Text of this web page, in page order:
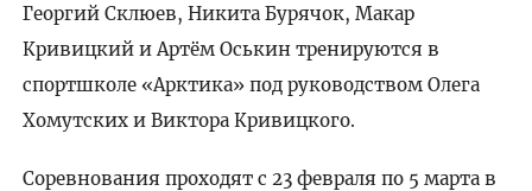
Георгий Склюев, Никита Бурячок, Макар
Кривицкий и Артём Оськин тренируются в
спортшколе «Арктика» под руководством Олега
Хомутских и Виктора Кривицкого.
Соревнования проходят с 23 февраля по 5 марта в